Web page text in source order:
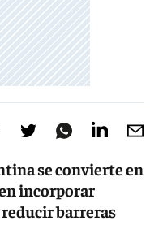
se convierte en
incorporar
barreras